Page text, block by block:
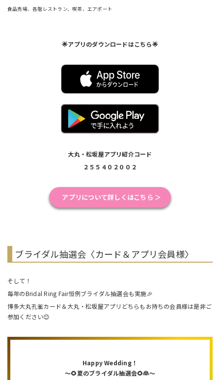
食品売場、各階レストラン、喫茶、エアポート
🌟アプリのダウンロードはこちら🌟
大丸・松坂屋アプリ紹介コード
２５５４０２００２
アプリについて詳しくはこちら ＞
ブライダル抽選会〈カード＆アプリ会員様〉
そして！
毎年のBridal Ring Fair恒例ブライダル抽選会も実施🎉
博多大丸孔雀カード＆大丸・松坂屋アプリどちらもお持ちの会員様は是非ご
参加ください😊
Happy Wedding！
～🌻夏のブライダル抽選会🌻👰～